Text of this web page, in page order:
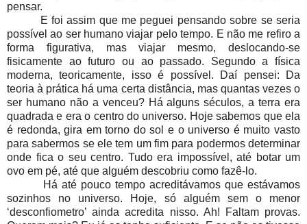
pensar.
E foi assim que me peguei pensando sobre se seria
possível ao ser humano viajar pelo tempo. E não me refiro a
forma figurativa, mas viajar mesmo, deslocando-se
fisicamente ao futuro ou ao passado. Segundo a física
moderna, teoricamente, isso é possível. Daí pensei: Da
teoria à prática há uma certa distância, mas quantas vezes o
ser humano não a venceu? Há alguns séculos, a terra era
quadrada e era o centro do universo. Hoje sabemos que ela
é redonda, gira em torno do sol e o universo é muito vasto
para sabermos se ele tem um fim para podermos determinar
onde fica o seu centro. Tudo era impossível, até botar um
ovo em pé, até que alguém descobriu como fazê-lo.
Há até pouco tempo acreditávamos que estávamos
sozinhos no universo. Hoje, só alguém sem o menor
‘desconfiometro’ ainda acredita nisso. Ah! Faltam provas.